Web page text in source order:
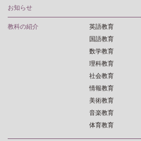
お知らせ
教科の紹介
英語教育
国語教育
数学教育
理科教育
社会教育
情報教育
美術教育
音楽教育
体育教育